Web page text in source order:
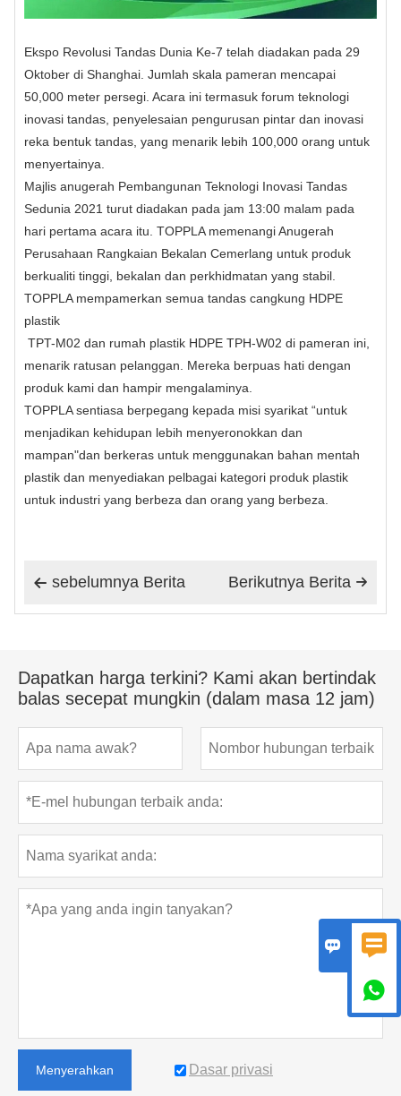
Ekspo Revolusi Tandas Dunia Ke-7 telah diadakan pada 29
Oktober di Shanghai. Jumlah skala pameran mencapai
50,000 meter persegi. Acara ini termasuk forum teknologi
inovasi tandas, penyelesaian pengurusan pintar dan inovasi
reka bentuk tandas, yang menarik lebih 100,000 orang untuk
menyertainya.
Majlis anugerah Pembangunan Teknologi Inovasi Tandas
Sedunia 2021 turut diadakan pada jam 13:00 malam pada
hari pertama acara itu. TOPPLA memenangi Anugerah
Perusahaan Rangkaian Bekalan Cemerlang untuk produk
berkualiti tinggi, bekalan dan perkhidmatan yang stabil.
TOPPLA mempamerkan semua tandas cangkung HDPE
plastik
TPT-M02 dan rumah plastik HDPE TPH-W02 di pameran ini,
menarik ratusan pelanggan. Mereka berpuas hati dengan
produk kami dan hampir mengalaminya.
TOPPLA sentiasa berpegang kepada misi syarikat “untuk
menjadikan kehidupan lebih menyeronokkan dan
mampan"dan berkeras untuk menggunakan bahan mentah
plastik dan menyediakan pelbagai kategori produk plastik
untuk industri yang berbeza dan orang yang berbeza.
 sebelumnya Berita 
Berikutnya Berita
Dapatkan harga terkini? Kami akan bertindak
balas secepat mungkin (dalam masa 12 jam)
Menyerahkan Dasar privasi
 
